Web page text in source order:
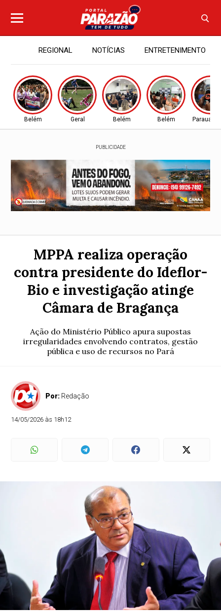
REGIONAL NOTÍCIAS ENTRETENIMENTO
Belém Geral Belém Belém
PUBLICIDADE
MPPA realiza operação
contra presidente do Ideflor-
Bio e investigação atinge
Câmara de Bragança
Ação do Ministério Público apura supostas
irregularidades envolvendo contratos, gestão
pública e uso de recursos no Pará
Por: Redação
14/05/2026 às 18h12